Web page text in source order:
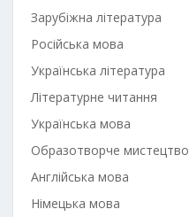
Зарубіжна література
Російська мова
Українська література
Літературне читання
Українська мова
Образотворче мистецтво
Англійська мова
Німецька мова